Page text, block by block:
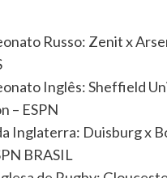
Russo: Zenit x
Inglês: Sheffield
– ESPN
Inglaterra: Duisburg x
BRASIL